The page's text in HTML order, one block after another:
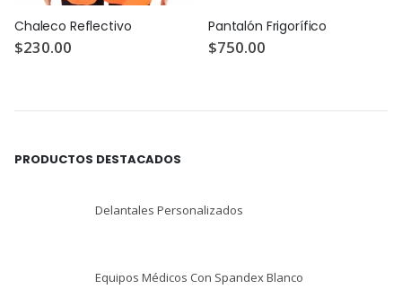
Chaleco Reflectivo
$230.00
Pantalón Frigorífico
$750.00
PRODUCTOS DESTACADOS
Delantales Personalizados
Equipos Médicos Con Spandex Blanco